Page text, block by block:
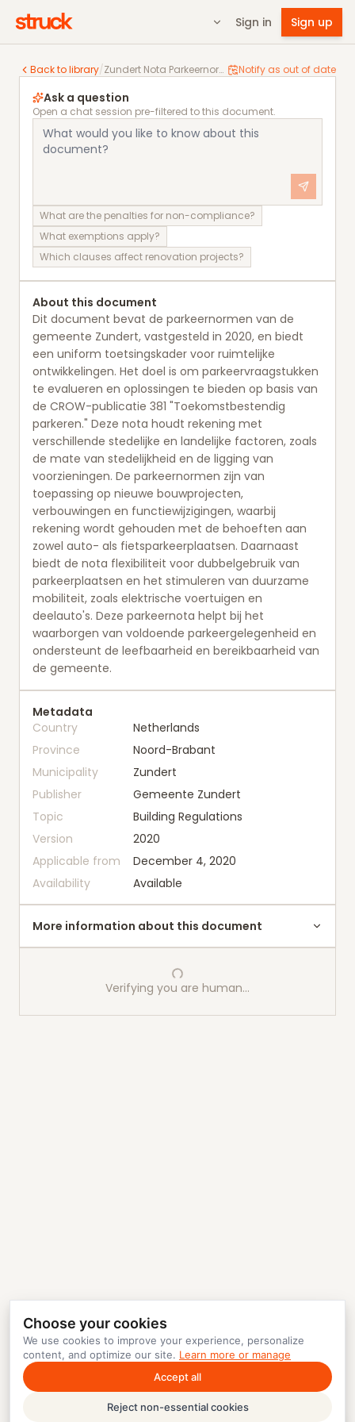
Sign in Sign up
Back to library/ Zundert Nota Parkeernormen 2020 Notify as out of date
Zundert Nota Parkeernormen 2020
Ask a question
Open a chat session pre-filtered to this document.
What are the penalties for non-compliance?
What exemptions apply?
Which clauses affect renovation projects?
About this document
Dit document bevat de parkeernormen van de
gemeente Zundert, vastgesteld in 2020, en biedt
een uniform toetsingskader voor ruimtelijke
ontwikkelingen. Het doel is om parkeervraagstukken
te evalueren en oplossingen te bieden op basis van
de CROW-publicatie 381 "Toekomstbestendig
parkeren." Deze nota houdt rekening met
verschillende stedelijke en landelijke factoren, zoals
de mate van stedelijkheid en de ligging van
voorzieningen. De parkeernormen zijn van
toepassing op nieuwe bouwprojecten,
verbouwingen en functiewijzigingen, waarbij
rekening wordt gehouden met de behoeften aan
zowel auto- als fietsparkeerplaatsen. Daarnaast
biedt de nota flexibiliteit voor dubbelgebruik van
parkeerplaatsen en het stimuleren van duurzame
mobiliteit, zoals elektrische voertuigen en
deelauto's. Deze parkeernota helpt bij het
waarborgen van voldoende parkeergelegenheid en
ondersteunt de leefbaarheid en bereikbaarheid van
de gemeente.
Metadata
Country
Netherlands
Province
Noord-Brabant
Municipality
Zundert
Publisher
Gemeente Zundert
Topic
Building Regulations
Version
2020
Applicable from
December 4, 2020
Availability
Available
More information about this document
Verifying you are human…
Choose your cookies
We use cookies to improve your experience, personalize
content, and optimize our site. Learn more or manage
Accept all
Reject non-essential cookies